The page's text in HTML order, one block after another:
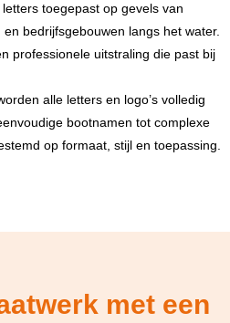
toegepast op gevels van
bedrijfsgebouwen langs het water.
professionele uitstraling die past bij
alle letters en logo’s volledig
bootnamen tot complexe
op formaat, stijl en toepassing.
met een